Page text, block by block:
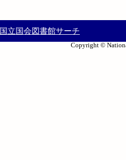
国立国会図書館サーチ
Copyright ©